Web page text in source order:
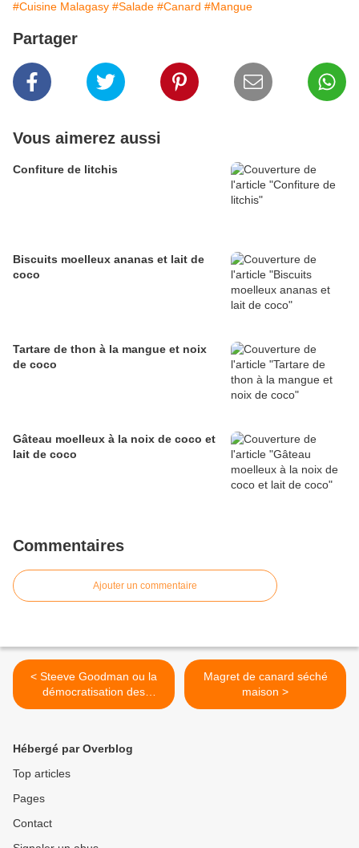
#Cuisine Malagasy #Salade #Canard #Mangue
Partager
Vous aimerez aussi
Confiture de litchis
Biscuits moelleux ananas et lait de
coco
Tartare de thon à la mangue et noix
de coco
Gâteau moelleux à la noix de coco et
lait de coco
Commentaires
Ajouter un commentaire
< Steeve Goodman ou la
démocratisation des
sciences naturelles
Magret de canard séché
maison >
Hébergé par Overblog
Top articles
Pages
Contact